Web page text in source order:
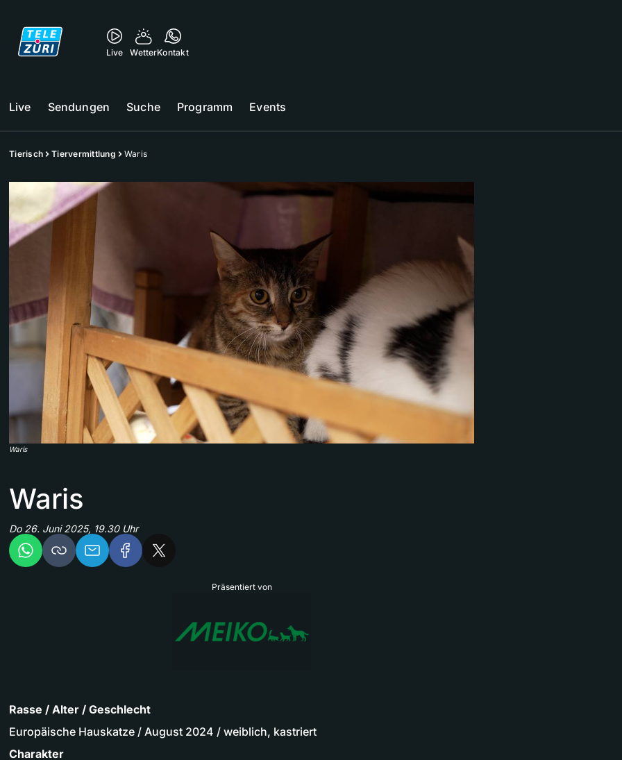
Live WetterKontakt
Live Sendungen Suche Programm Events
Tierisch Tiervermittlung Waris
Waris
Waris
Do 26. Juni 2025, 19.30 Uhr
Präsentiert von
Rasse / Alter / Geschlecht
Europäische Hauskatze / August 2024 / weiblich, kastriert
Charakter